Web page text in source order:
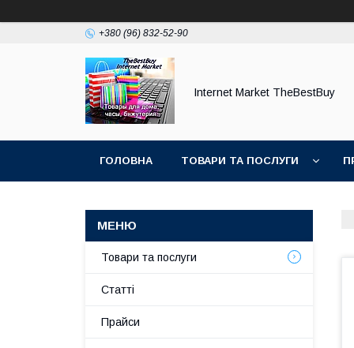
+380 (96) 832-52-90
Internet Market TheBestBuy
ГОЛОВНА ТОВАРИ ТА ПОСЛУГИ
Товари та послуги
Статті
Прайси